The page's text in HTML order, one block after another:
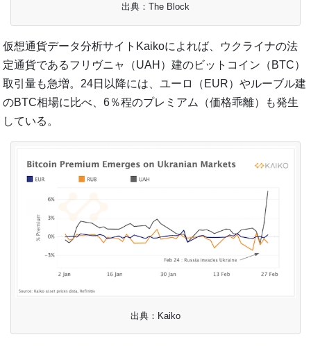
出典：The Block
仮想通貨データ分析サイトKaikoによれば、ウクライナの法
定通貨であるフリヴニャ（UAH）建のビットコイン（BTC）
取引量も急増。24日以降には、ユーロ（EUR）やルーブル建
のBTC相場に比べ、6％程のプレミアム（価格乖離）も発生
している。
出典：Kaiko